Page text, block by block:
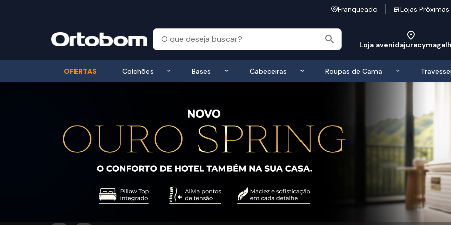
Franqueado Lojas Próximas
Loja
OFERTAS Colchões Exibir submenu de Colchões
Bases Exibir submenu de Bases
Cabeceiras Exibir submenu de Cabeceiras
Roupas de Cama Exibir